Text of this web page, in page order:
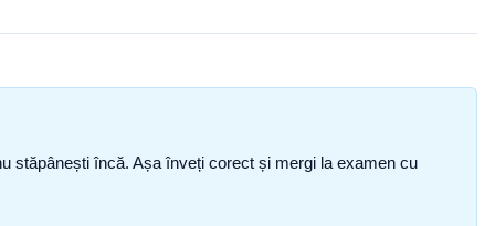
stăpânești încă. Așa înveți corect și mergi la examen cu